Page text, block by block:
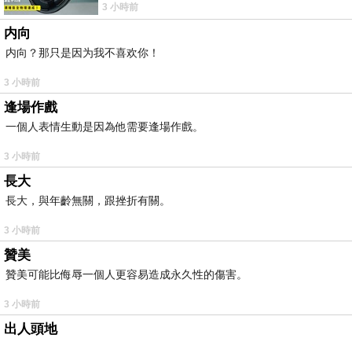
耳機評語：非常有特色，值得喜愛美型工
3 小時前
内向
内向？那只是因为我不喜欢你！
3 小時前
逢場作戲
一個人表情生動是因為他需要逢場作戲。
3 小時前
長大
長大，與年齡無關，跟挫折有關。
3 小時前
贊美
贊美可能比侮辱一個人更容易造成永久性的傷害。
3 小時前
出人頭地